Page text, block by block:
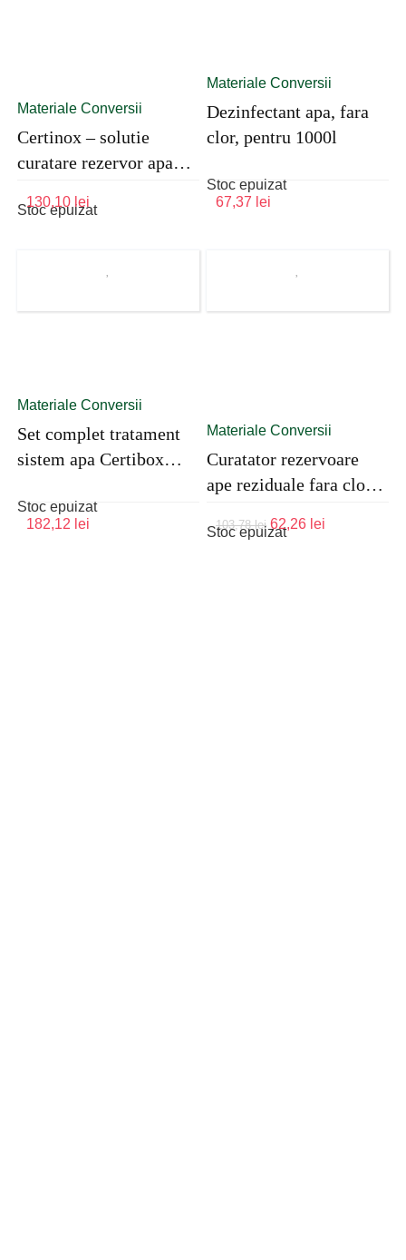
Materiale Conversii
Certinox – solutie
curatare rezervor apa
activ
Stoc epuizat
130,10 lei
Materiale Conversii
Dezinfectant apa, fara
clor, pentru 1000l
Stoc epuizat
67,37 lei
Materiale Conversii
Set complet tratament
sistem apa Certibox
Stoc epuizat
182,12 lei
Materiale Conversii
Curatator rezervoare
ape reziduale fara clor,
Stoc epuizat
103,78lei Prețul
62,26 lei